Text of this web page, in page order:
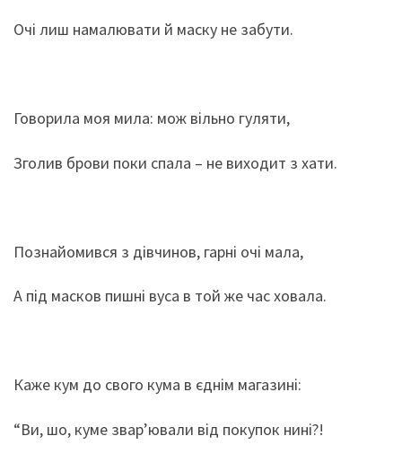
Очі лиш намалювати й маску не забути.
Говорила моя мила: мож вільно гуляти,
Зголив брови поки спала – не виходит з хати.
Познайомився з дівчинов, гарні очі мала,
А під масков пишні вуса в той же час ховала.
Каже кум до свого кума в єднім магазині:
“Ви, шо, куме звар’ювали від покупок нині?!